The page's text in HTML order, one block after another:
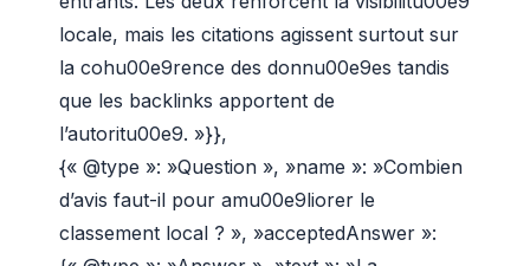
locale, mais les citations agissent surtout sur
la cohu00e9rence des donnu00e9es tandis
que les backlinks apportent de
l’autoritu00e9. »}},
{« @type »: »Question », »name »: »Combien
d’avis faut-il pour amu00e9liorer le
classement local ? », »acceptedAnswer »: